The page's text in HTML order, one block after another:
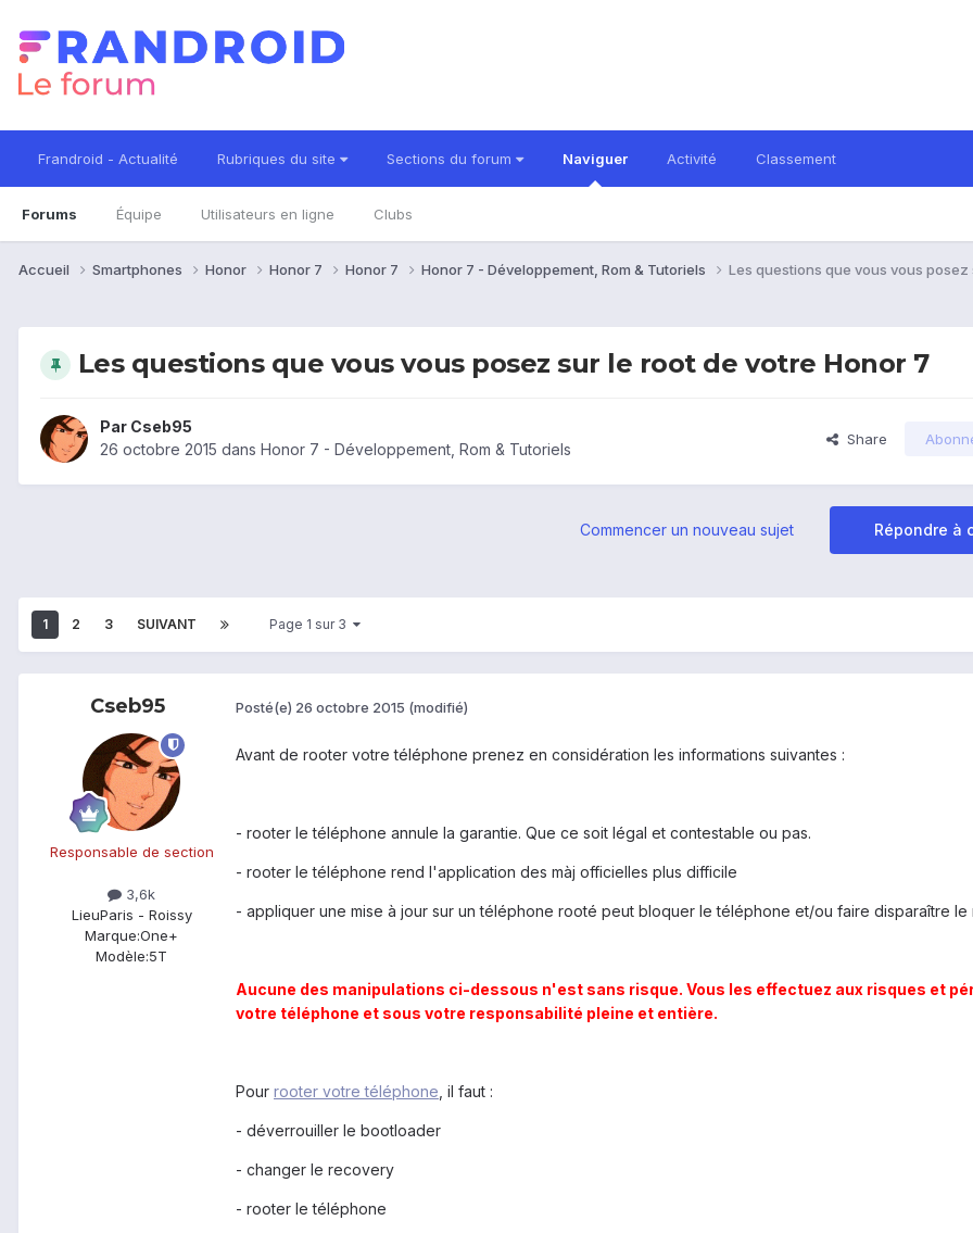
Frandroid - Actualité Rubriques du site Sections du forum Naviguer
Forums Équipe Utilisateurs en ligne Clubs
Activité Classement
Accueil Smartphones Honor Honor 7 Honor 7 Honor 7 - Développement, Rom & Tutoriels Les questions que vous vous
Les questions que vous vous posez sur le root de votre Honor 7
Par Cseb95
26 octobre 2015 dans Honor 7 - Développement, Rom & Tutoriels
Share
Répondre à
Commencer un nouveau sujet
1 2 3 SUIVANT Page 1 sur 3
Cseb95
Responsable de section
3,6k
LieuParis - Roissy
Marque:One+
Modèle:5T
Posté(e) 26 octobre 2015 (modifié)
Avant de rooter votre téléphone prenez en considération les informations suivantes :
- rooter le téléphone annule la garantie. Que ce soit légal et contestable ou pas.
- rooter le téléphone rend l'application des màj officielles plus difficile
- appliquer une mise à jour sur un téléphone rooté peut bloquer le téléphone et/ou faire disparaître le
Aucune des manipulations ci-dessous n'est sans risque. Vous les effectuez aux risques et
votre téléphone et sous votre responsabilité pleine et entière.
Pour rooter votre téléphone , il faut :
- déverrouiller le bootloader
- changer le recovery
- rooter le téléphone